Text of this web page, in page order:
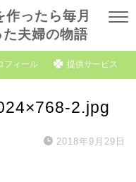
ったら毎月
夫婦の物語
フィール 提供サービス
2.jpg
2018年9月29日